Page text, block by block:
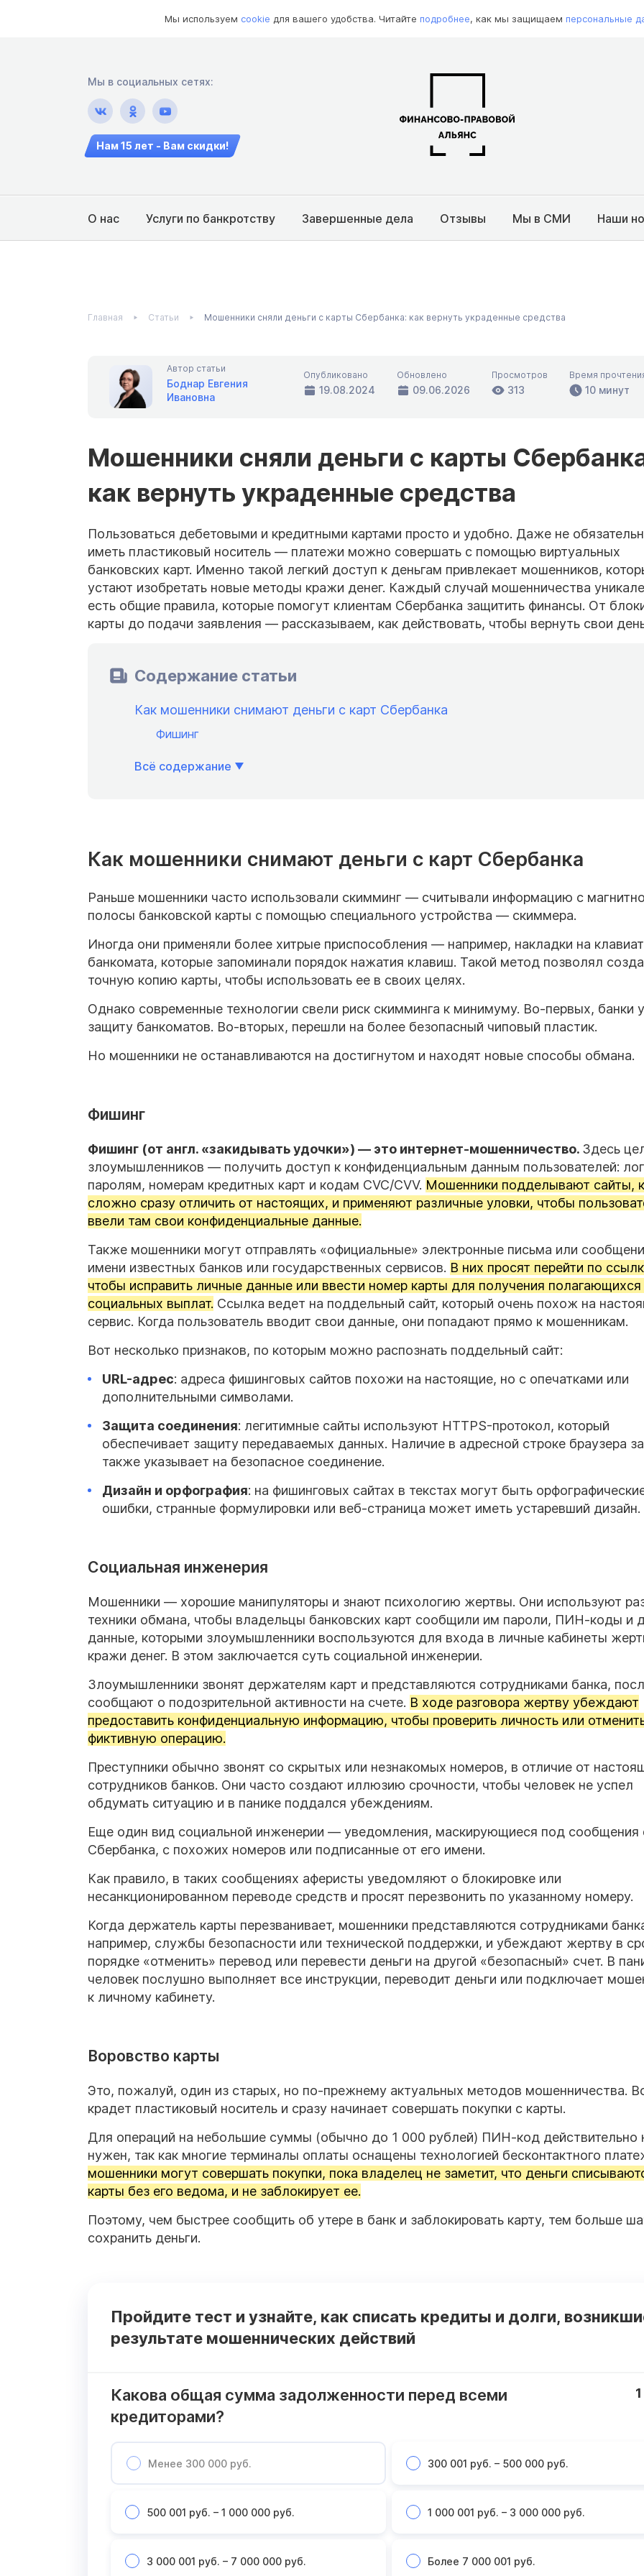
Мы используем cookie для вашего удобства. Читайте подробнее, как мы защищаем персональные
Мы в социальных сетях:
Нам 15 лет - Вам скидки!
О нас Услуги по банкротству Завершенные дела Отзывы Мы в СМИ Наши
Главная Статьи Мошенники сняли деньги с карты Сбербанка: как вернуть украденные средства
Автор статьи
Боднар Евгения
Ивановна
Опубликовано
19.08.2024
Обновлено
09.06.2026
Просмотров
313
Время
10 минут
Мошенники сняли деньги с карты
как вернуть украденные средства
Пользоваться дебетовыми и кредитными картами просто и удобно. Даже не
иметь пластиковый носитель — платежи можно совершать с помощью виртуальных
банковских карт. Именно такой легкий доступ к деньгам привлекает мошенников,
устают изобретать новые методы кражи денег. Каждый случай мошенничества
есть общие правила, которые помогут клиентам Сбербанка защитить финансы. От
карты до подачи заявления — рассказываем, как действовать, чтобы вернуть свои
Содержание статьи
Как мошенники снимают деньги с карт Сбербанка
Фишинг
Всё содержание
Как мошенники снимают деньги с карт Сбербанка
Раньше мошенники часто использовали скимминг — считывали информацию с
полосы банковской карты с помощью специального устройства — скиммера.
Иногда они применяли более хитрые приспособления — например, накладки на
банкомата, которые запоминали порядок нажатия клавиш. Такой метод позволял
точную копию карты, чтобы использовать ее в своих целях.
Однако современные технологии свели риск скимминга к минимуму. Во-первых, банки
защиту банкоматов. Во-вторых, перешли на более безопасный чиповый пластик.
Но мошенники не останавливаются на достигнутом и находят новые способы обмана.
Фишинг
Фишинг (от англ. «закидывать удочки») — это интернет-мошенничество. Здесь
злоумышленников — получить доступ к конфиденциальным данным пользователей:
паролям, номерам кредитных карт и кодам CVC/CVV. Мошенники подделывают сайты,
сложно сразу отличить от настоящих, и применяют различные уловки, чтобы
ввели там свои конфиденциальные данные.
Также мошенники могут отправлять «официальные» электронные письма или
имени известных банков или государственных сервисов. В них просят перейти по
чтобы исправить личные данные или ввести номер карты для получения
социальных выплат. Ссылка ведет на поддельный сайт, который очень похож на
сервис. Когда пользователь вводит свои данные, они попадают прямо к мошенникам.
Вот несколько признаков, по которым можно распознать поддельный сайт:
URL-адрес: адреса фишинговых сайтов похожи на настоящие, но с опечатками или
дополнительными символами.
Защита соединения: легитимные сайты используют HTTPS-протокол, который
обеспечивает защиту передаваемых данных. Наличие в адресной строке браузера
также указывает на безопасное соединение.
Дизайн и орфография: на фишинговых сайтах в текстах могут быть
ошибки, странные формулировки или веб-страница может иметь устаревший дизайн.
Социальная инженерия
Мошенники — хорошие манипуляторы и знают психологию жертвы. Они используют
техники обмана, чтобы владельцы банковских карт сообщили им пароли, ПИН-коды и
данные, которыми злоумышленники воспользуются для входа в личные кабинеты
кражи денег. В этом заключается суть социальной инженерии.
Злоумышленники звонят держателям карт и представляются сотрудниками банка,
сообщают о подозрительной активности на счете. В ходе разговора жертву убеждают
предоставить конфиденциальную информацию, чтобы проверить личность или
фиктивную операцию.
Преступники обычно звонят со скрытых или незнакомых номеров, в отличие от
сотрудников банков. Они часто создают иллюзию срочности, чтобы человек не успел
обдумать ситуацию и в панике поддался убеждениям.
Еще один вид социальной инженерии — уведомления, маскирующиеся под сообщения
Сбербанка, с похожих номеров или подписанные от его имени.
Как правило, в таких сообщениях аферисты уведомляют о блокировке или
несанкционированном переводе средств и просят перезвонить по указанному номеру.
Когда держатель карты перезванивает, мошенники представляются сотрудниками
например, службы безопасности или технической поддержки, и убеждают жертву в
порядке «отменить» перевод или перевести деньги на другой «безопасный» счет. В
человек послушно выполняет все инструкции, переводит деньги или подключает
к личному кабинету.
Воровство карты
Это, пожалуй, один из старых, но по-прежнему актуальных методов мошенничества.
крадет пластиковый носитель и сразу начинает совершать покупки с карты.
Для операций на небольшие суммы (обычно до 1 000 рублей) ПИН-код действительно
нужен, так как многие терминалы оплаты оснащены технологией бесконтактного
мошенники могут совершать покупки, пока владелец не заметит, что деньги
карты без его ведома, и не заблокирует ее.
Поэтому, чем быстрее сообщить об утере в банк и заблокировать карту, тем больше
сохранить деньги.
Пройдите тест и узнайте, как списать кредиты и долги,
результате мошеннических действий
Какова общая сумма задолженности перед всеми
кредиторами?
Менее 300 000 руб. 300 001 руб. – 500 000 руб.
500 001 руб. – 1 000 000 руб. 1 000 001 руб. – 3 000 000 руб.
3 000 001 руб. – 7 000 000 руб. Более 7 000 001 руб.
1